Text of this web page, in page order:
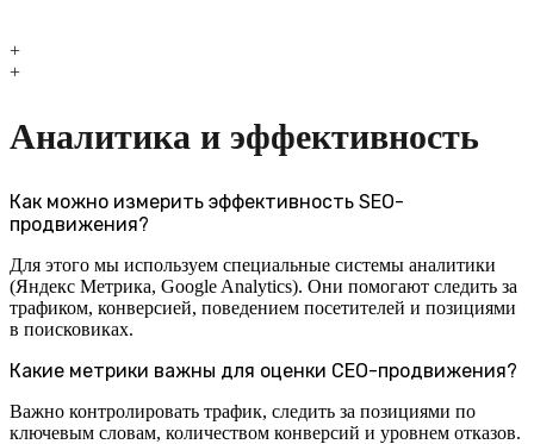
+
+
Аналитика и эффективность
Как можно измерить эффективность SEO-
продвижения?
Для этого мы используем специальные системы аналитики
(Яндекс Метрика, Google Analytics). Они помогают следить за
трафиком, конверсией, поведением посетителей и позициями
в поисковиках.
Какие метрики важны для оценки СЕО-продвижения?
Важно контролировать трафик, следить за позициями по
ключевым словам, количеством конверсий и уровнем отказов.